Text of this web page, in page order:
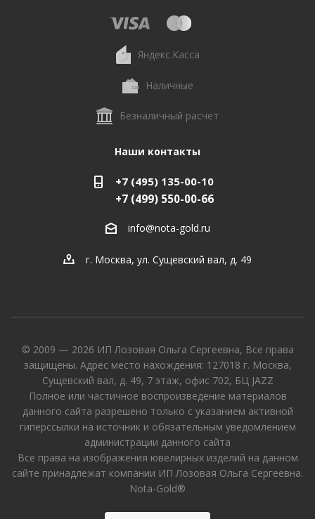
Яндекс.Касса
Наличные
Безналичный расчет
Наши контакты
+7 (495) 135-00-10
+7 (499) 550-00-66
info@nota-gold.ru
г. Москва, ул. Сущевский вал, д. 49
© 2009 — 2026 ИП Лозовая Ольга Сергеевна, Все права
защищены. Адрес место нахождения: 127018 г. Москва,
Сущевский вал, д. 49, 7 этаж, офис 702, БЦ JAZZ
Полное или частичное воспроизведение материалов
данного сайта разрешено только с указанием активной
гиперссылки на источник и обязательным уведомлением
администрации данного сайта
Все права на изображения ювелирных изделий на данном
сайте принадлежат компании ИП Лозовая Ольга Сергеевна.
Nota-Gold®